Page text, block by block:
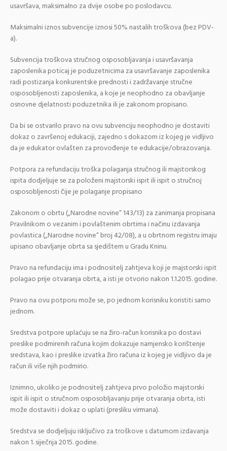
usavršava, maksimalno za dvije osobe po poslodavcu.
Maksimalni iznos subvencije iznosi 50% nastalih troškova (bez PDV-
a).
Subvencija troškova stručnog osposobljavanja i usavršavanja
zaposlenika poticaj je poduzetnicima za usavršavanje zaposlenika
radi postizanja konkurentske prednosti i zadržavanje stručne
osposobljenosti zaposlenika, a koje je neophodno za obavljanje
osnovne djelatnosti poduzetnika ili je zakonom propisano.
Da bi se ostvarilo pravo na ovu subvenciju neophodno je dostaviti
dokaz o završenoj edukaciji, zajedno s dokazom iz kojeg je vidljivo
da je edukator ovlašten za provođenje te edukacije/obrazovanja.
Potpora za refundaciju troška polaganja stručnog ili majstorskog
ispita dodjeljuje se za položeni majstorski ispit ili ispit o stručnoj
osposobljenosti čije je polaganje propisano
Zakonom o obrtu („Narodne novine“ 143/13) za zanimanja propisana
Pravilnikom o vezanim i povlaštenim obrtima i načinu izdavanja
povlastica („Narodne novine“ broj 42/08), a u obrtnom registru imaju
upisano obavljanje obrta sa sjedištem u Gradu Kninu.
Pravo na refundaciju ima i podnositelj zahtjeva koji je majstorski ispit
polagao prije otvaranja obrta, a isti je otvorio nakon 1.1.2015. godine.
Pravo na ovu potporu može se, po jednom korisniku koristiti samo
jednom.
Sredstva potpore uplaćuju se na žiro-račun korisnika po dostavi
preslike podmirenih računa kojim dokazuje namjensko korištenje
sredstava, kao i preslike izvatka žiro računa iz kojeg je vidljivo da je
račun ili više njih podmirio.
Iznimno, ukoliko je podnositelj zahtjeva prvo položio majstorski
ispit ili ispit o stručnom osposobljavanju prije otvaranja obrta, isti
može dostaviti i dokaz o uplati (presliku virmana).
Sredstva se dodjeljuju isključivo za troškove s datumom izdavanja
nakon 1. siječnja 2015. godine.